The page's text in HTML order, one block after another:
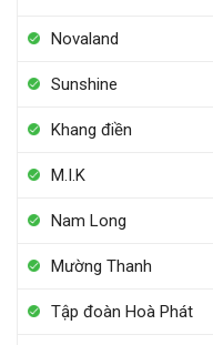
Novaland
Sunshine
Khang điền
M.I.K
Nam Long
Mường Thanh
Tập đoàn Hoà Phát